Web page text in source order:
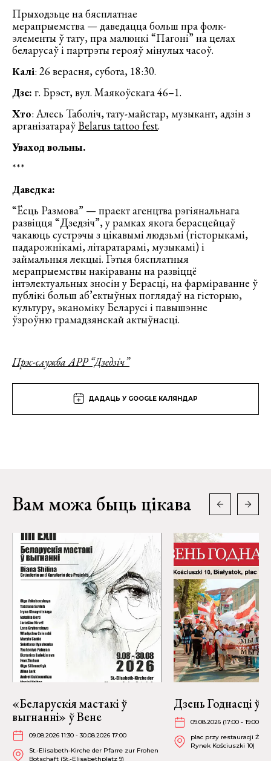
Прыходзьце на бясплатнае
мерапрыемства — даведацца больш пра фолк-
элементы ў тату, пра малюнкі “Пагоні” на целах
беларусаў і партрэты герояў мінулых часоў.
Калі: 26 верасня, субота, 18:30.
Дзе: г. Брэст, вул. Маякоўскага 46–1.
Хто: Алесь Таболіч, тату-майстар, музыкант, адзін з
арганізатараўBelarus tattoo fest.
Уваход вольны.
***
Даведка:
“Ёсць Размова” — праект агенцтва рэгіянальнага
развіцця “Дзедзіч”, у рамках якога берасцейцаў
чакаюць сустрэчы з цікавымі людзьмі (гісторыкамі,
падарожнікамі, літаратарамі, музыкамі) і
займальныя лекцыі. Гэтыя бясплатныя
мерапрыемствы накіраваны на развіццё
інтэлектуальных зносін у Берасці, на фарміраванне ў
публікі больш аб’ектыўных поглядаў на гісторыю,
культуру, эканоміку Беларусі і павышэнне
ўзроўню грамадзянскай актыўнасці.
Прэс-служба АРР “Дзедзіч”
ДАДАЦЬ У GOOGLE КАЛЯНДАР
Вам можа быць цікава
«Беларускія мастакі ў
выгнанні» ў Вене
09.08.2026 11:30 - 30.08.2026 17:00
St.-Elisabeth-Kirche der Pfarre zur Frohen
Botschaft (St.-Elisabethplatz 9)
Дзень Годнасці ў
09.08.2026 (17:00 - 19:00)
plac przy restauracji
Rynek Kościuszki 10)